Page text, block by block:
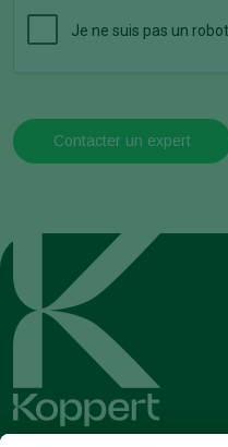
Contacter un expert